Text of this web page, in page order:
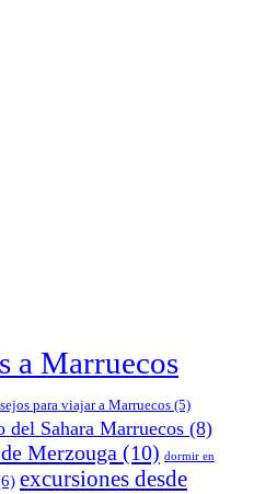
a Marruecos
para viajar a Marruecos (5)
del Sahara Marruecos (8)
Merzouga (10) dormir en
excursiones desde